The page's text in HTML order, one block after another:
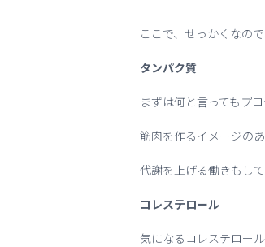
ここで、せっかくなの
タンパク質
まずは何と言ってもプ
筋肉を作るイメージの
代謝を上げる働きもし
コレステロール
気になるコレステロー